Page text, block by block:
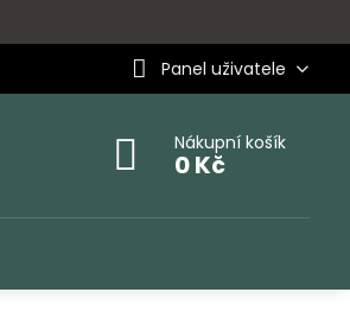
Panel uživatele
Nákupní košík
0 Kč